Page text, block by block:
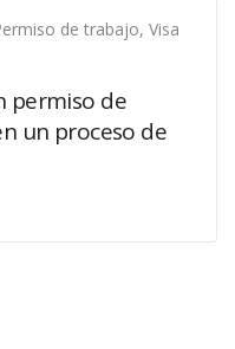
de trabajo, Visa
permiso de
un proceso de